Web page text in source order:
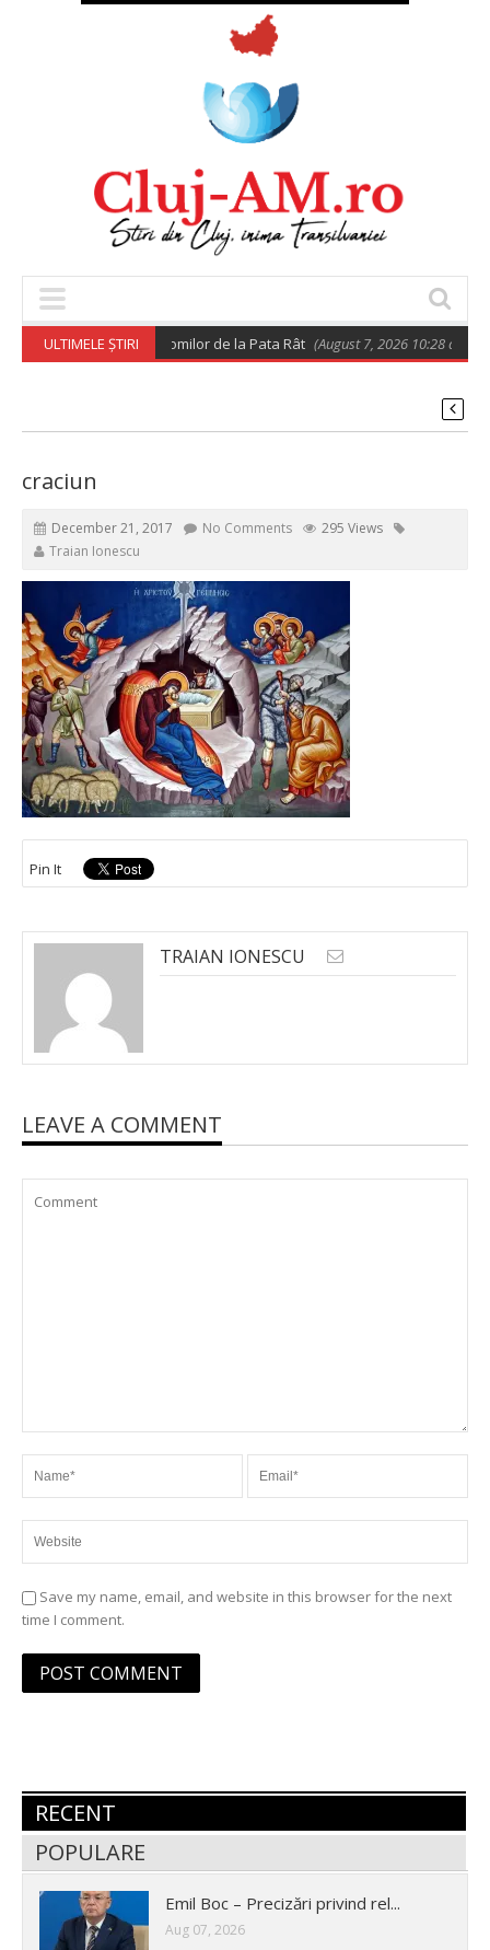
ULTIMELE ȘTIRI
privind relocarea rromilor de la Pata Rât (August 7, 2026 10:28 am)
craciun
December 21, 2017 No Comments
295 Views
Traian Ionescu
Pin It
TRAIAN IONESCU
LEAVE A COMMENT
Save my name, email, and website in this browser for the next
time I comment.
RECENT
POPULARE
Emil Boc – Precizări privind rel...
Aug 07, 2026